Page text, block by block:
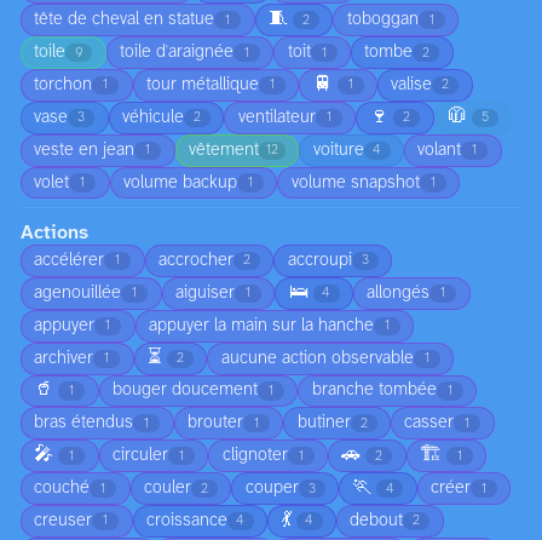
tête de cheval en statue 1 🧵 2 toboggan 1
toile 9 toile d'araignée 1 toit 1 tombe 2
torchon 1 tour métallique 1 🚆 1 valise 2
vase 3 véhicule 2 ventilateur 1 🍷 2 🧥 5
veste en jean 1 vêtement 12 voiture 4 volant 1
volet 1 volume backup 1 volume snapshot 1
Actions
accélérer 1 accrocher 2 accroupi 3
agenouillée 1 aiguiser 1 🛌 4 allongés 1
appuyer 1 appuyer la main sur la hanche 1
archiver 1 ⏳ 2 aucune action observable 1
🥤 1 bouger doucement 1 branche tombée 1
bras étendus 1 brouter 1 butiner 2 casser 1
🎤 1 circuler 1 clignoter 1 🚗 2 🏗️ 1
couché 1 couler 2 couper 3 🏃 4 créer 1
creuser 1 croissance 4 💃 4 debout 2